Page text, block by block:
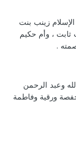
زينب بنت
، وأم حكيم
.
وعبد الرحمن
ورقية وفاطمة